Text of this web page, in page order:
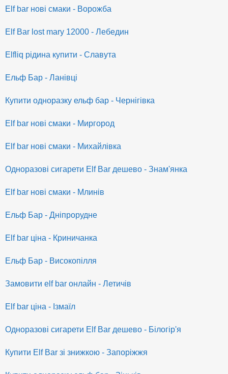
Elf bar нові смаки - Ворожба
Elf Bar lost mary 12000 - Лебедин
Elfliq рідина купити - Славута
Ельф Бар - Ланівці
Купити одноразку ельф бар - Чернігівка
Elf bar нові смаки - Миргород
Elf bar нові смаки - Михайлівка
Одноразові сигарети Elf Bar дешево - Знам'янка
Elf bar нові смаки - Млинів
Ельф Бар - Дніпрорудне
Elf bar ціна - Криничанка
Ельф Бар - Високопілля
Замовити elf bar онлайн - Летичів
Elf bar ціна - Ізмаїл
Одноразові сигарети Elf Bar дешево - Білогір'я
Купити Elf Bar зі знижкою - Запоріжжя